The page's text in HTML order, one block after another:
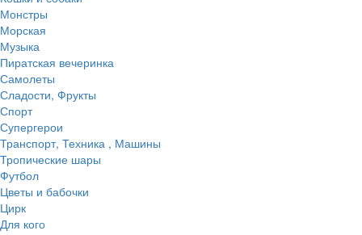
Монстры
Морская
Музыка
Пиратская вечеринка
Самолеты
Сладости, Фрукты
Спорт
Супергерои
Транспорт, Техника , Машины
Тропические шары
Футбол
Цветы и бабочки
Цирк
Для кого